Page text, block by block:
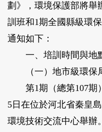
劃》，環境保護部將舉
訓班和1期全國縣級環
通知如下：
一、培訓時間與地
（一）地市級環保
第1期（總第107期
5日在位於河北省秦皇
環境技術交流中心舉辦。